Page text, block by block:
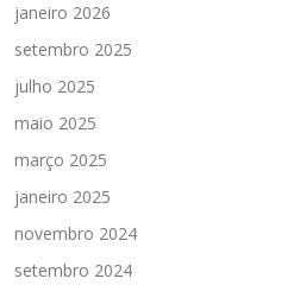
janeiro 2026
setembro 2025
julho 2025
maio 2025
março 2025
janeiro 2025
novembro 2024
setembro 2024